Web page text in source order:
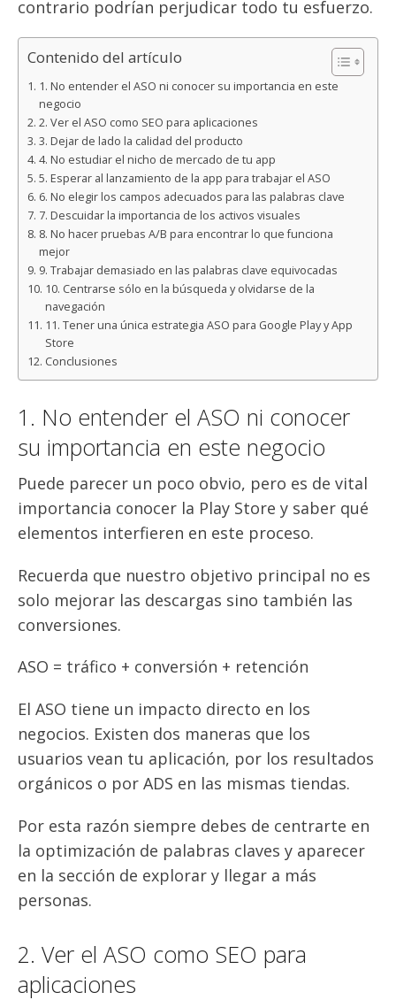
contrario podrían perjudicar todo tu esfuerzo.
Contenido del artículo
1. No entender el ASO ni conocer su importancia en este
negocio
2. Ver el ASO como SEO para aplicaciones
3. Dejar de lado la calidad del producto
4. No estudiar el nicho de mercado de tu app
5. Esperar al lanzamiento de la app para trabajar el ASO
6. No elegir los campos adecuados para las palabras clave
7. Descuidar la importancia de los activos visuales
8. No hacer pruebas A/B para encontrar lo que funciona
mejor
9. Trabajar demasiado en las palabras clave equivocadas
10. Centrarse sólo en la búsqueda y olvidarse de la
navegación
11. Tener una única estrategia ASO para Google Play y App
Store
Conclusiones
1. No entender el ASO ni conocer
su importancia en este negocio
Puede parecer un poco obvio, pero es de vital
importancia conocer la Play Store y saber qué
elementos interfieren en este proceso.
Recuerda que nuestro objetivo principal no es
solo mejorar las descargas sino también las
conversiones.
ASO = tráfico + conversión + retención
El ASO tiene un impacto directo en los
negocios. Existen dos maneras que los
usuarios vean tu aplicación, por los resultados
orgánicos o por ADS en las mismas tiendas.
Por esta razón siempre debes de centrarte en
la optimización de palabras claves y aparecer
en la sección de explorar y llegar a más
personas.
2. Ver el ASO como SEO para
aplicaciones